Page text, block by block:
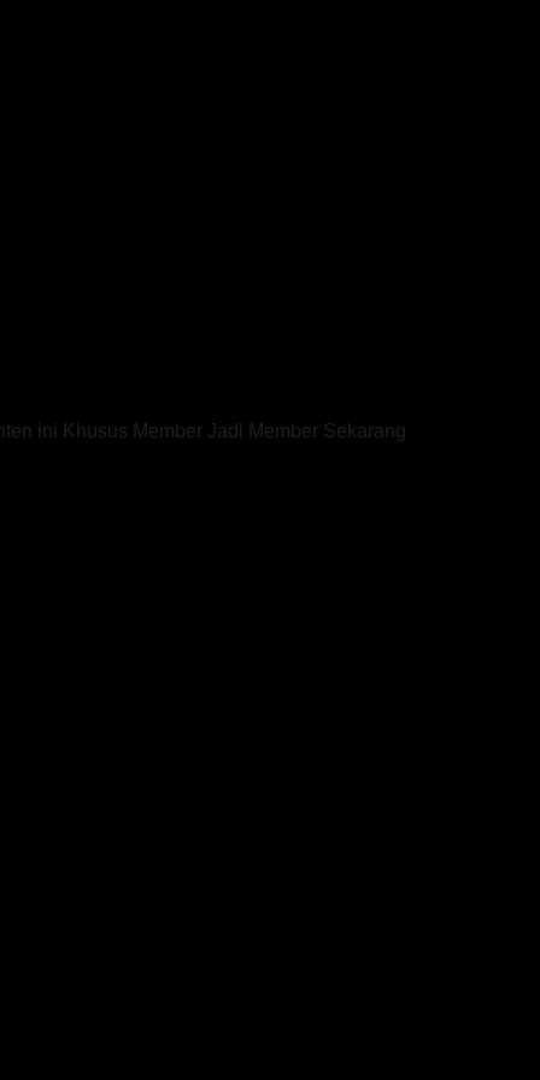
ini Khusus Member Jadi Member Sekarang